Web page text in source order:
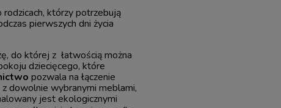
którzy potrzebują
pierwszych dni życia
do której z łatwością można
dziecięcego, które
pozwala na łączenie
dowolnie wybranymi meblami,
jestekologicznymi